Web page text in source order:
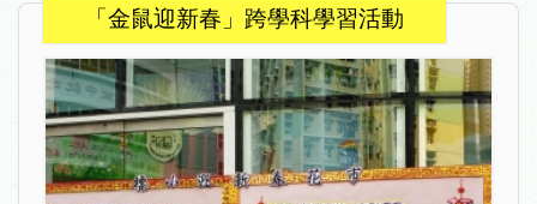
「金鼠迎新春」跨學科學習活動